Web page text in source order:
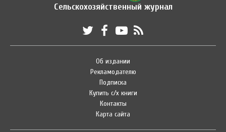
Сельскохозяйственный журнал
Об издании
Рекламодателю
Подписка
Купить с/х книги
Контакты
Карта сайта